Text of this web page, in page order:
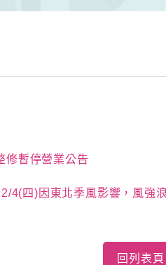
修暫停營業公告
4(四)因東北季風影響，風強
回列表頁